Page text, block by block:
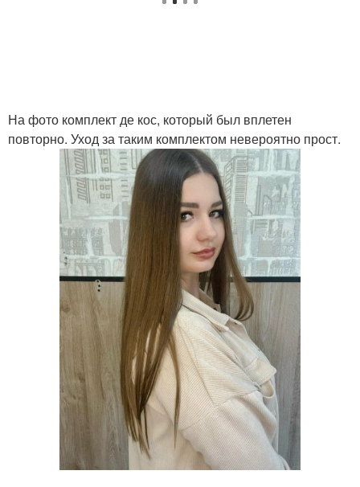
На фото комплект де кос, который был вплетен
повторно. Уход за таким комплектом невероятно прост.